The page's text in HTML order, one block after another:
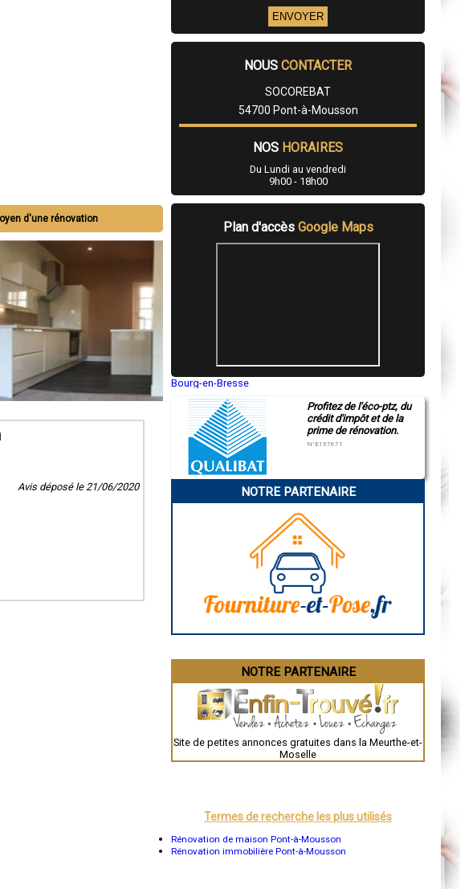
d'une rénovation
Avis déposé le 21/06/2020
NOUS CONTACTER
SOCOREBAT
54700 Pont-à-Mousson
NOS HORAIRES
Du Lundi au vendredi
9h00 - 18h00
Plan d'accès Google Maps
Bourg-en-Bresse
Montluçon
Manosque
Gap
Charleville-Mézières
Pamiers
Narbonne
Brive-la-Gaillarde
Guéret
Besançon
Évreux
Chartres
Nîmes
Auch
Grenoble
Mont-de-Marsan
Blois
Profitez de l'éco-ptz, du
crédit d'impôt et de la
prime de rénovation.
N°E157671
NOTRE PARTENAIRE
NOTRE PARTENAIRE
Site de petites annonces gratuites dans la Meurthe-et-
Moselle
Termes de recherche les plus utilisés
Rénovation de maison Pont-à-Mousson
Rénovation immobilière Pont-à-Mousson